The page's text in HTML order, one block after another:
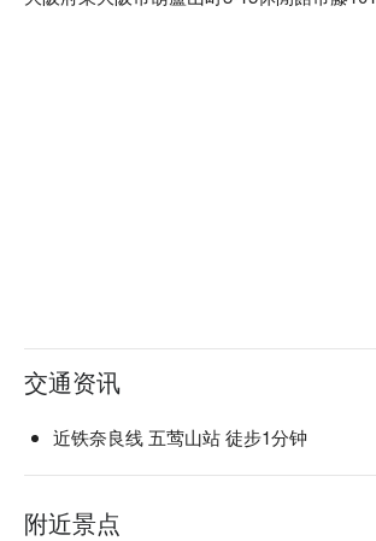
交通资讯
近铁奈良线 五莺山站 徒步1分钟
附近景点